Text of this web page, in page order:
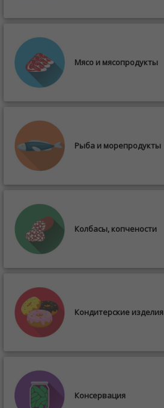
Мясо и мясопродукты
Рыба и морепродукты
Колбасы, копчености
Кондитерские изделия
Консервация